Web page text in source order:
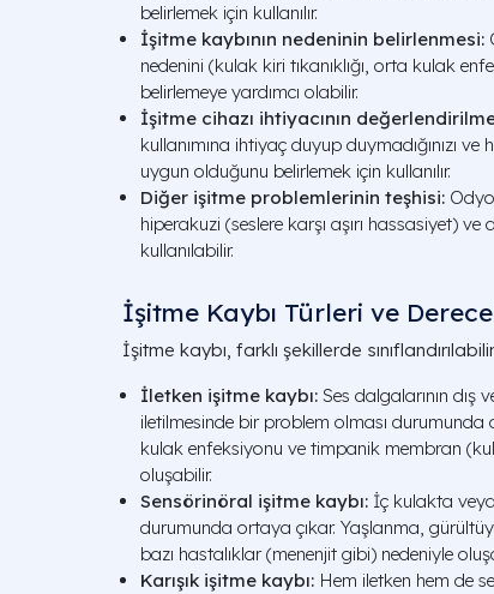
belirlemek için kullanılır.
İşitme kaybının nedeninin belirlenmesi:
nedenini (kulak kiri tıkanıklığı, orta kulak
belirlemeye yardımcı olabilir.
İşitme cihazı ihtiyacının
kullanımına ihtiyaç duyup duymadığınızı ve
uygun olduğunu belirlemek için kullanılır.
Diğer işitme problemlerinin teşhisi:
hiperakuzi (seslere karşı aşırı hassasiyet)
kullanılabilir.
İşitme Kaybı Türleri ve
İşitme kaybı, farklı şekillerde
İletken işitme kaybı: Ses dalgalarının
iletilmesinde bir problem olması durumunda
kulak enfeksiyonu ve timpanik membran
oluşabilir.
Sensörinöral işitme kaybı: İç kulakta
durumunda ortaya çıkar. Yaşlanma,
bazı hastalıklar (menenjit gibi) nedeniyle
Karışık işitme kaybı: Hem iletken hem de